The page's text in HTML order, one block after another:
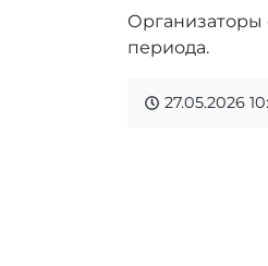
Организаторы
периода.
27.05.2026